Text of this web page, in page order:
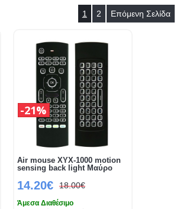
1 2 Επόμενη Σελίδα
Air mouse XYX-1000 motion
sensing back light Μαύρο
14.20€ 18.00€
21%
Άμεσα Διαθέσιμο